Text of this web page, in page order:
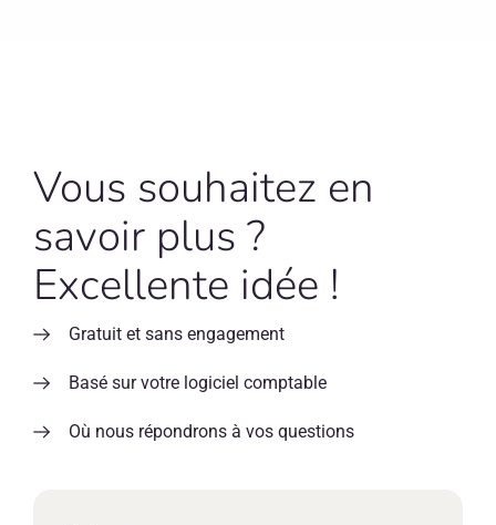
Vous souhaitez en
savoir plus ?
Excellente idée !
Gratuit et sans engagement
Basé sur votre logiciel comptable
Où nous répondrons à vos questions